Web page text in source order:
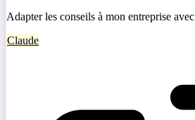
Adapter les conseils à mon entreprise avec
Claude